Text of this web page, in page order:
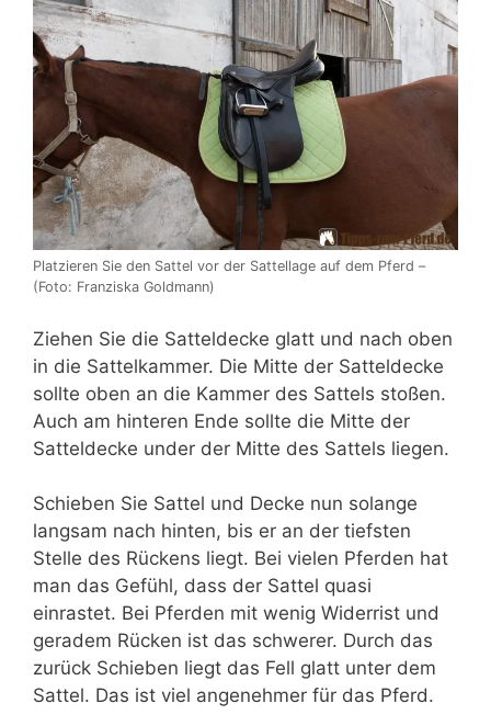
Platzieren Sie den Sattel vor der Sattellage auf dem Pferd –
(Foto: Franziska Goldmann)
Ziehen Sie die Satteldecke glatt und nach oben
in die Sattelkammer. Die Mitte der Satteldecke
sollte oben an die Kammer des Sattels stoßen.
Auch am hinteren Ende sollte die Mitte der
Satteldecke under der Mitte des Sattels liegen.
Schieben Sie Sattel und Decke nun solange
langsam nach hinten, bis er an der tiefsten
Stelle des Rückens liegt. Bei vielen Pferden hat
man das Gefühl, dass der Sattel quasi
einrastet. Bei Pferden mit wenig Widerrist und
geradem Rücken ist das schwerer. Durch das
zurück Schieben liegt das Fell glatt unter dem
Sattel. Das ist viel angenehmer für das Pferd.